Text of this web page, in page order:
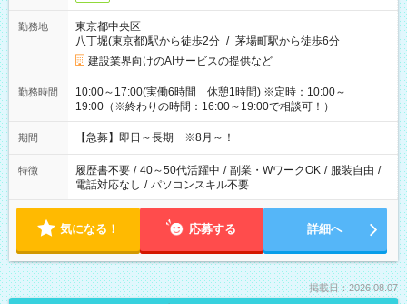
勤務地
東京都中央区
八丁堀(東京都)駅から徒歩2分 / 茅場町駅から徒歩6分
建設業界向けのAIサービスの提供など
勤務時間
10:00～17:00(実働6時間 休憩1時間) ※定時：10:00～
19:00（※終わりの時間：16:00～19:00で相談可！）
期間 【急募】即日～長期 ※8月～！
特徴 履歴書不要 / 40～50代活躍中 / 副業・WワークOK / 服装自由 /
電話対応なし / パソコンスキル不要
気になる！ 応募する 詳細へ
掲載日：2026.08.07